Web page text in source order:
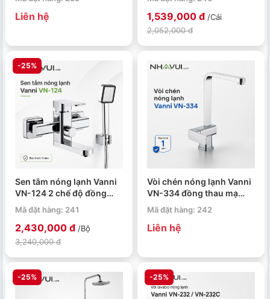
Liên hệ 1,539,000 đ /Cái
2,052,000 đ
-25%
Sen tắm nóng lạnh Vanni
VN-124 2 chế độ đồng
thau mạ chrome
Mã đặt hàng: 241
2,430,000 đ /Bộ
3,240,000 đ
Vòi chén nóng lạnh Vanni
VN-334 đồng thau mạ
chrome
Mã đặt hàng: 242
Liên hệ
-25% -25%